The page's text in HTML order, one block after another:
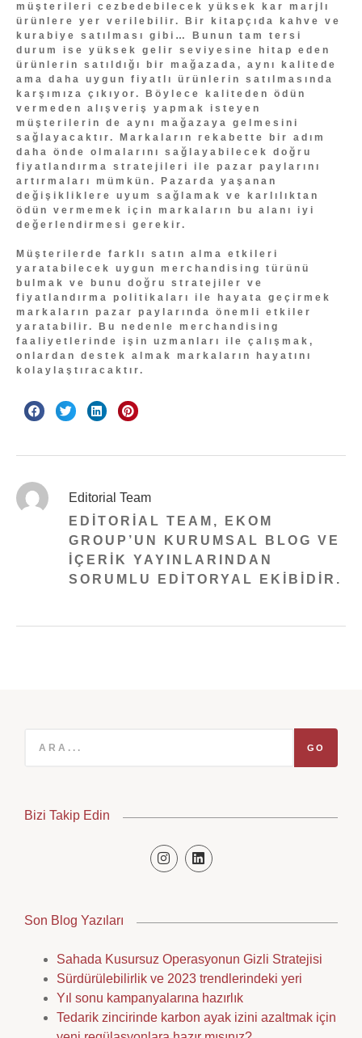
müşterileri cezbedebilecek yüksek kar marjlı
ürünlere yer verilebilir. Bir kitapçıda kahve ve
kurabiye satılması gibi… Bunun tam tersi
durum ise yüksek gelir seviyesine hitap eden
ürünlerin satıldığı bir mağazada, aynı kalitede
ama daha uygun fiyatlı ürünlerin satılmasında
karşımıza çıkıyor. Böylece kaliteden ödün
vermeden alışveriş yapmak isteyen
müşterilerin de aynı mağazaya gelmesini
sağlayacaktır. Markaların rekabette bir adım
daha önde olmalarını sağlayabilecek doğru
fiyatlandırma stratejileri ile pazar paylarını
artırmaları mümkün. Pazarda yaşanan
değişikliklere uyum sağlamak ve karlılıktan
ödün vermemek için markaların bu alanı iyi
değerlendirmesi gerekir.
Müşterilerde farklı satın alma etkileri
yaratabilecek uygun merchandising türünü
bulmak ve bunu doğru stratejiler ve
fiyatlandırma politikaları ile hayata geçirmek
markaların pazar paylarında önemli etkiler
yaratabilir. Bu nedenle merchandising
faaliyetlerinde işin uzmanları ile çalışmak,
onlardan destek almak markaların hayatını
kolaylaştıracaktır.
Editorial Team
EDITORIAL TEAM, EKOM
GROUP’UN KURUMSAL BLOG VE
IÇERIK YAYINLARINDAN
SORUMLU EDITORYAL EKIBIDIR.
GO
Bizi Takip Edin
Son Blog Yazıları
Sahada Kusursuz Operasyonun Gizli Stratejisi
Sürdürülebilirlik ve 2023 trendlerindeki yeri
Yıl sonu kampanyalarına hazırlık
Tedarik zincirinde karbon ayak izini azaltmak için